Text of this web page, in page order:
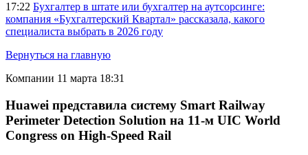
17:22 Бухгалтер в штате или бухгалтер на аутсорсинге:
компания «Бухгалтерский Квартал» рассказала, какого
специалиста выбрать в 2026 году
Вернуться на главную
Компании 11 марта 18:31
Huawei представила систему Smart Railway
Perimeter Detection Solution на 11-м UIC World
Congress on High-Speed Rail